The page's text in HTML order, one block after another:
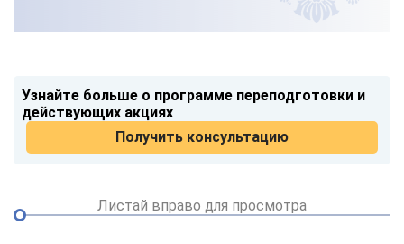
Узнайте больше о программе переподготовки и
действующих акциях
Получить консультацию
Листай вправо для просмотра